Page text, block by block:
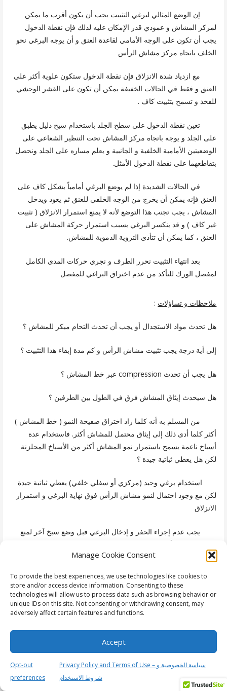
Manage Cookie Consent
To provide the best experiences, we use technologies like cookies to
store and/or access device information. Consenting to these
technologies will allow us to process data such as browsing behavior or
unique IDs on this site. Not consenting or withdrawing consent, may
adversely affect certain features and functions.
Accept
Opt-out
preferences
Privacy Policy and Terms of Use – سياسة الخصوصية و
شروط الاستخدام
إن الوضع المثالي لبرغي التثبيت يجب أن يكون أقرب ما يمكن
لمركز المشاش و عمودي قدر الإمكان عليه لذلك فإن نقطة الدخول
يجب أن تكون على الوجه الأمامي لقاعدة العنق و أن يوجه البرغي نحو
الخلف باتجاه مركز مشاش الرأس
مع ازدياد شدة الانزلاق فإن نقطة الدخول ستكون علوية أكثر على
العنق و فقط في الحالات الخفيفة يمكن أن تكون على القشر الوحشي
للفخذ و تسمح بتثبيت كاف .
تعين نقطة الدخول على سطح الجلد باستخدام سيخ دليل يطبق
على الجلد و يوجه باتجاه مركز المشاش تحت التنظير الشعاعي على
الوضعيتين الأمامية الخلفية و الجانبية و يعلم مساره على الجلد ونحصل
بتقاطعهما على نقطة الدخول الأمثل.
في الحالات الشديدة إذا لم يوضع البرغي أمامياً بشكل كاف على
العنق فإنه يمكن أن يخرج من الوجه الخلفي للعنق ثم يعود ويدخل
المشاش ، يجب تجنب هذا التوضع لأنه لا يمنع استمرار الانزلاق ( تثبيت
غير كاف ) و قد ينكسر البرغي بسبب استمرار حركة المشاش على
العنق ، كما يمكن أن تتأذى التروية الدموية للمشاش.
بعد انتهاء التثبيت نحرر الطرف و نجري حركات المدى الكامل
لمفصل الورك للتأكد من عدم اختراق البراغي للمفصل
ملاحظات و تساؤلات :
هل تحدث مواد الاستجدال أو يجب أن تحدث التحام مبكر للمشاش ؟
إلى أية درجة يجب تثبيت مشاش الرأس و كم مدة إبقاء هذا التثبيت ؟
هل يجب أن تحدث compression عبر خط المشاش ؟
هل سيحدث إيثاق المشاش فرق في الطول بين الطرفين ؟
من المسلم به أنه كلما زاد اختراق صفيحة النمو ( خط المشاش )
أكثر كلما أدى ذلك إلى إيثاق محتمل للمشاش أكثر. فاستخدام عدة
أسياخ ناعمة يسمح باستمرار نمو المشاش أكثر من الأسياخ المحلزنة
لكن هل يعطي ثباتية جيدة ؟
استخدام برغي وحيد (مركزي أو سفلي خلفي) يعطي ثباتية جيدة
لكن مع وجود احتمال لنمو مشاش الرأس فوق نهاية البرغي و استمرار
الانزلاق
يجب عدم إجراء الحفر و إدخال البرغي قبل وضع سيخ آخر لمنع
أذية التروية الدموية بآلية الفتل ) ويمكن استخدامه كدليل لبرغي آخر (
الاختلاطات ) طبعاً يجب أن يكون سفلي نسبة للأول و نتجنب الربع
العلوي الأمامي
اختراق المسافة المفصلية (ألم ، تحدد حركة ، تخرب المفصل ،
الانحلال الغضروفي)
كسور عنق الفخذ و منطقة المدورين ناجمة عن القوة المتركزة